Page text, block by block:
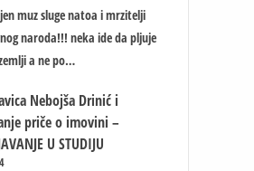
muz sluge natoa i mrzitelji
naroda!!! neka ide da pljuje
a ne po…
Nebojša Drinić i
priče o imovini –
U STUDIJU